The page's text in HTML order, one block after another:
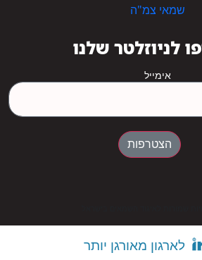
שמאי צמ"ה
לניוזלטר שלנו
אימייל
הצטרפות
לארגון מאורגן יותר